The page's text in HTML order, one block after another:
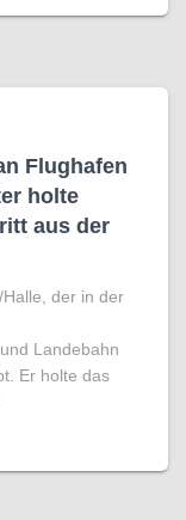
Flughafen
holte
aus der
der in der
Landebahn
Er holte das